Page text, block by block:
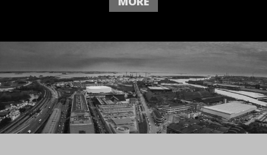
canoniche due uscite l’anno a un unico drop, cui si aggiunge una capsule. In
questa direzione si inserisce la partnership con Elite Model Look”, ha spiegato
precisa: dal 13 al 16 luglio si terrà il bootcamp dello show con 50 tra modelle
e modelli che indosseranno total look Gas durante l’esperienza formativa a
Villa Cornetto-Bourlot a Tivoli. La collezione, dunque, vestirà i volti della moda
di domani, valorizzandone personalità e caratteristiche: uno showroom
dedicato, infatti, sarà allestito nella venue con un team di stylist che
accompagnerà i finalisti a costruire il proprio look. E anche durante l’evento
finale, la sfilata che si terrà nella serata del 17 luglio nel prestigioso contesto
delle Corsie Sistine, I look saranno 100% Gas”. La collaborazione con Elite
Model Look rientra in quadro più ampio, dove Gas, come aveva già fatto con il
progetto social Unleash Your Talent per la F/W 2025, non si limita a vestire le